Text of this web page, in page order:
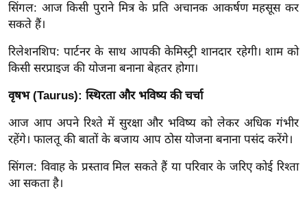
सा
ल
बे
सा
श
य
त
सिंगल: आज किसी पुराने मित्र के प्रति अचानक आकर्षण महसूस कर
सकते हैं।
रिलेशनशिप: पार्टनर के साथ आपकी केमिस्ट्री शानदार रहेगी। शाम को
किसी सरप्राइज की योजना बनाना बेहतर होगा।
वृषभ (Taurus): स्थिरता और भविष्य की चर्चा
आज आप अपने रिश्ते में सुरक्षा और भविष्य को लेकर अधिक गंभीर
रहेंगे। फालतू की बातों के बजाय आप ठोस योजना बनाना पसंद करेंगे।
सिंगल: विवाह के प्रस्ताव मिल सकते हैं या परिवार के जरिए कोई रिश्ता
आ सकता है।